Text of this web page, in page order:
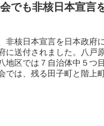
会でも非核日本宣言
非核日本宣言を日本政府
に送付されました。八戸
地区では７自治体中５つ
では、残る田子町と階上